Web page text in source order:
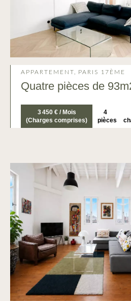
APPARTEMENT, PARIS 17ÈME
Quatre pièces de
3 450 € / Mois
(Charges comprises)
4
pièces